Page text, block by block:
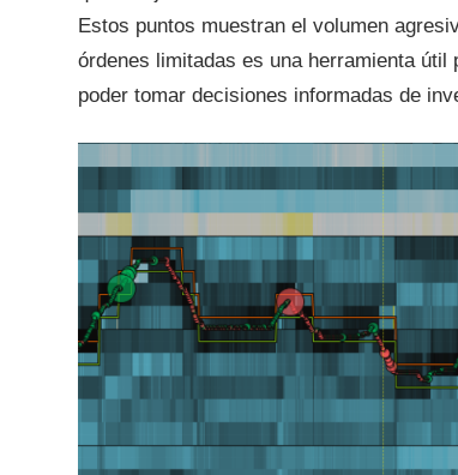
Estos puntos muestran el volumen
órdenes limitadas es una herramienta
poder tomar decisiones informadas de